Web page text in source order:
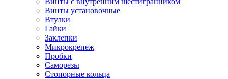
Винты установочные
Втулки
Гайки
Заклепки
Микрокрепеж
Пробки
Саморезы
Стопорные кольца